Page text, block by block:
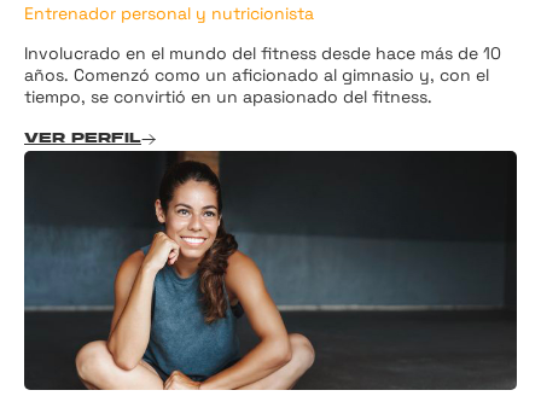
Entrenador personal y nutricionista
Involucrado en el mundo del fitness desde hace más de 10
años. Comenzó como un aficionado al gimnasio y, con el
tiempo, se convirtió en un apasionado del fitness.
VER PERFIL